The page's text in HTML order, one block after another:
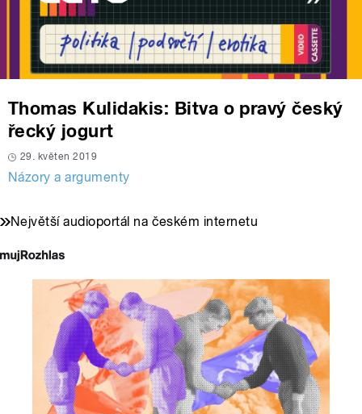
Thomas Kulidakis: Bitva o pravý český
řecký jogurt
29. květen 2019
Názory a argumenty
Největší audioportál na českém internetu